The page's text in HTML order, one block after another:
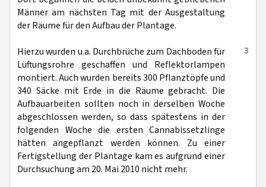
Männer am nächsten Tag mit der Ausgestaltung
der Räume für den Aufbau der Plantage.
3
Hierzu wurden u.a. Durchbrüche zum Dachboden für
Lüftungsrohre geschaffen und Reflektorlampen
montiert. Auch wurden bereits 300 Pflanztöpfe und
340 Säcke mit Erde in die Räume gebracht. Die
Aufbauarbeiten sollten noch in derselben Woche
abgeschlossen werden, so dass spätestens in der
folgenden Woche die ersten Cannabissetzlinge
hätten angepflanzt werden können. Zu einer
Fertigstellung der Plantage kam es aufgrund einer
Durchsuchung am 20. Mai 2010 nicht mehr.